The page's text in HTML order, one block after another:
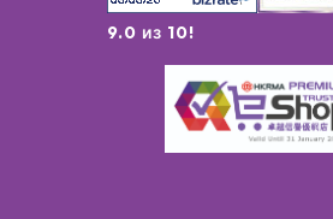
9.0 из 10!